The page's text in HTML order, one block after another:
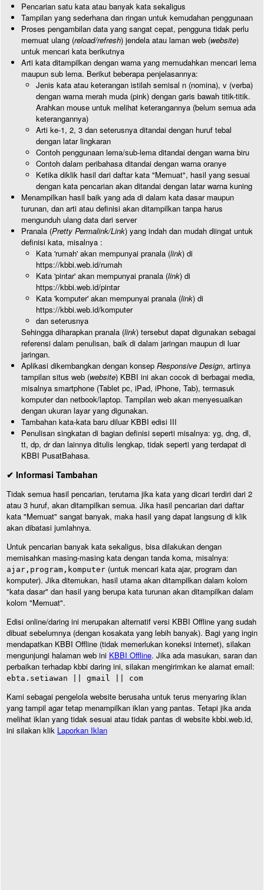
Pencarian satu kata atau banyak kata sekaligus
Tampilan yang sederhana dan ringan untuk kemudahan penggunaan
Proses pengambilan data yang sangat cepat, pengguna tidak perlu
memuat ulang (reload/refresh) jendela atau laman web (website)
untuk mencari kata berikutnya
Arti kata ditampilkan dengan warna yang memudahkan mencari lema
maupun sub lema. Berikut beberapa penjelasannya:
Jenis kata atau keterangan istilah semisal n (nomina), v (verba)
dengan warna merah muda (pink) dengan garis bawah titik-titik.
Arahkan mouse untuk melihat keterangannya (belum semua ada
keterangannya)
Arti ke-1, 2, 3 dan seterusnya ditandai dengan huruf tebal
dengan latar lingkaran
Contoh penggunaan lema/sub-lema ditandai dengan warna biru
Contoh dalam peribahasa ditandai dengan warna oranye
Ketika diklik hasil dari daftar kata "Memuat", hasil yang sesuai
dengan kata pencarian akan ditandai dengan latar warna kuning
Menampilkan hasil baik yang ada di dalam kata dasar maupun
turunan, dan arti atau definisi akan ditampilkan tanpa harus
mengunduh ulang data dari server
Pranala (Pretty Permalink/Link) yang indah dan mudah diingat untuk
definisi kata, misalnya :
Kata 'rumah' akan mempunyai pranala (link) di
https://kbbi.web.id/rumah
Kata 'pintar' akan mempunyai pranala (link) di
https://kbbi.web.id/pintar
Kata 'komputer' akan mempunyai pranala (link) di
https://kbbi.web.id/komputer
dan seterusnya
Sehingga diharapkan pranala (link) tersebut dapat digunakan sebagai
referensi dalam penulisan, baik di dalam jaringan maupun di luar
jaringan.
Aplikasi dikembangkan dengan konsep Responsive Design, artinya
tampilan situs web (website) KBBI ini akan cocok di berbagai media,
misalnya smartphone (Tablet pc, iPad, iPhone, Tab), termasuk
komputer dan netbook/laptop. Tampilan web akan menyesuaikan
dengan ukuran layar yang digunakan.
Tambahan kata-kata baru diluar KBBI edisi III
Penulisan singkatan di bagian definisi seperti misalnya: yg, dng, dl,
tt, dp, dr dan lainnya ditulis lengkap, tidak seperti yang terdapat di
KBBI PusatBahasa.
✔ Informasi Tambahan
Tidak semua hasil pencarian, terutama jika kata yang dicari terdiri dari 2
atau 3 huruf, akan ditampilkan semua. Jika hasil pencarian dari daftar
kata "Memuat" sangat banyak, maka hasil yang dapat langsung di klik
akan dibatasi jumlahnya.
Untuk pencarian banyak kata sekaligus, bisa dilakukan dengan
memisahkan masing-masing kata dengan tanda koma, misalnya:
ajar,program,komputer (untuk mencari kata ajar, program dan
komputer). Jika ditemukan, hasil utama akan ditampilkan dalam kolom
"kata dasar" dan hasil yang berupa kata turunan akan ditampilkan dalam
kolom "Memuat".
Edisi online/daring ini merupakan alternatif versi KBBI Offline yang sudah
dibuat sebelumnya (dengan kosakata yang lebih banyak). Bagi yang ingin
mendapatkan KBBI Offline (tidak memerlukan koneksi internet), silakan
mengunjungi halaman web ini KBBI Offline. Jika ada masukan, saran dan
perbaikan terhadap kbbi daring ini, silakan mengirimkan ke alamat email:
ebta.setiawan || gmail || com
Kami sebagai pengelola website berusaha untuk terus menyaring iklan
yang tampil agar tetap menampilkan iklan yang pantas. Tetapi jika anda
melihat iklan yang tidak sesuai atau tidak pantas di website kbbi.web.id,
ini silakan klik Laporkan Iklan